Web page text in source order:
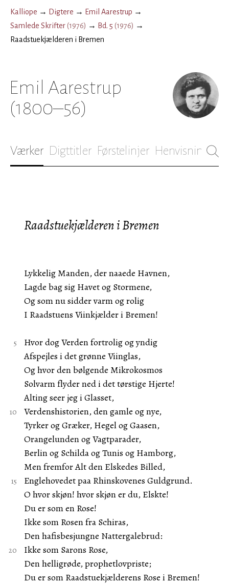
Kalliope → Digtere → Emil Aarestrup →
Samlede Skrifter(1976) → Bd. 5 (1976) →
Raadstuekjælderen i Bremen
Emil Aarestrup
(1800–56)
Værker Digttitler Førstelinjer Henvisninger
Raadstuekjælderen i Bremen
Lykkelig Manden, der naaede Havnen,
Lagde bag sig Havet og Stormene,
Og som nu sidder varm og rolig
I Raadstuens Viinkjælder i Bremen!
Hvor dog Verden fortrolig og yndig
Afspejles i det grønne Viinglas,
Og hvor den bølgende Mikrokosmos
Solvarm flyder ned i det tørstige Hjerte!
Alting seer jeg i Glasset,
Verdenshistorien, den gamle og nye,
Tyrker og Græker, Hegel og Gaasen,
Orangelunden og Vagtparader,
Berlin og Schilda og Tunis og Hamborg,
Men fremfor Alt den Elskedes Billed,
Englehovedet paa Rhinskovenes Guldgrund.
O hvor skjøn! hvor skjøn er du, Elskte!
Du er som en Rose!
Ikke som Rosen fra Schiras,
Den hafisbesjungne Nattergalebrud:
Ikke som Sarons Rose,
Den helligrøde, prophetlovpriste;
Du er som Raadstuekjælderens Rose i Bremen!